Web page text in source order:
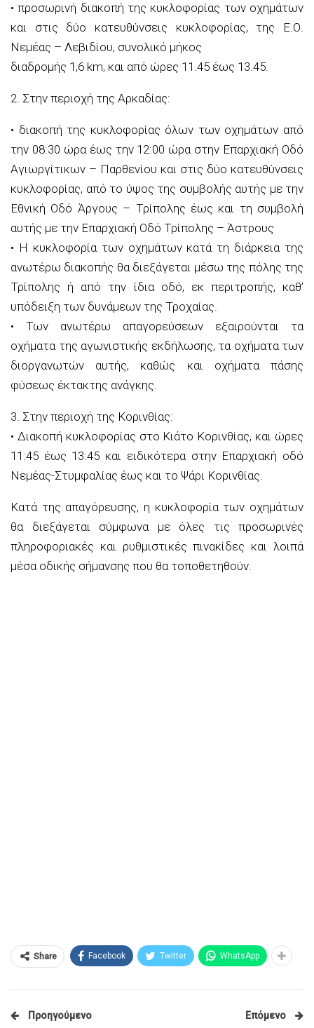
• προσωρινή διακοπή της κυκλοφορίας των οχημάτων
και στις δύο κατευθύνσεις κυκλοφορίας, της Ε.Ο.
Νεμέας – Λεβιδίου, συνολικό μήκος
διαδρομής 1,6 km, και από ώρες 11.45 έως 13.45.
2. Στην περιοχή της Αρκαδίας:
• διακοπή της κυκλοφορίας όλων των οχημάτων από
την 08:30 ώρα έως την 12:00 ώρα στην Επαρχιακή Οδό
Αγιωργίτικων – Παρθενίου και στις δύο κατευθύνσεις
κυκλοφορίας, από το ύψος της συμβολής αυτής με την
Εθνική Οδό Άργους – Τρίπολης έως και τη συμβολή
αυτής με την Επαρχιακή Οδό Τρίπολης – Άστρους
• Η κυκλοφορία των οχημάτων κατά τη διάρκεια της
ανωτέρω διακοπής θα διεξάγεται μέσω της πόλης της
Τρίπολης ή από την ίδια οδό, εκ περιτροπής, καθ’
υπόδειξη των δυνάμεων της Τροχαίας.
• Των ανωτέρω απαγορεύσεων εξαιρούνται τα
οχήματα της αγωνιστικής εκδήλωσης, τα οχήματα των
διοργανωτών αυτής, καθώς και οχήματα πάσης
φύσεως έκτακτης ανάγκης.
3. Στην περιοχή της Κορινθίας:
• Διακοπή κυκλοφορίας στο Κιάτο Κορινθίας, και ώρες
11:45 έως 13:45 και ειδικότερα στην Επαρχιακή οδό
Νεμέας-Στυμφαλίας έως και το Ψάρι Κορινθίας.
Κατά της απαγόρευσης, η κυκλοφορία των οχημάτων
θα διεξάγεται σύμφωνα με όλες τις προσωρινές
πληροφοριακές και ρυθμιστικές πινακίδες και λοιπά
μέσα οδικής σήμανσης που θα τοποθετηθούν.
Share Facebook Twitter WhatsApp
Προηγούμενο
Επόμενο